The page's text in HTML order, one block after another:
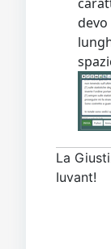
La
Iuvant!